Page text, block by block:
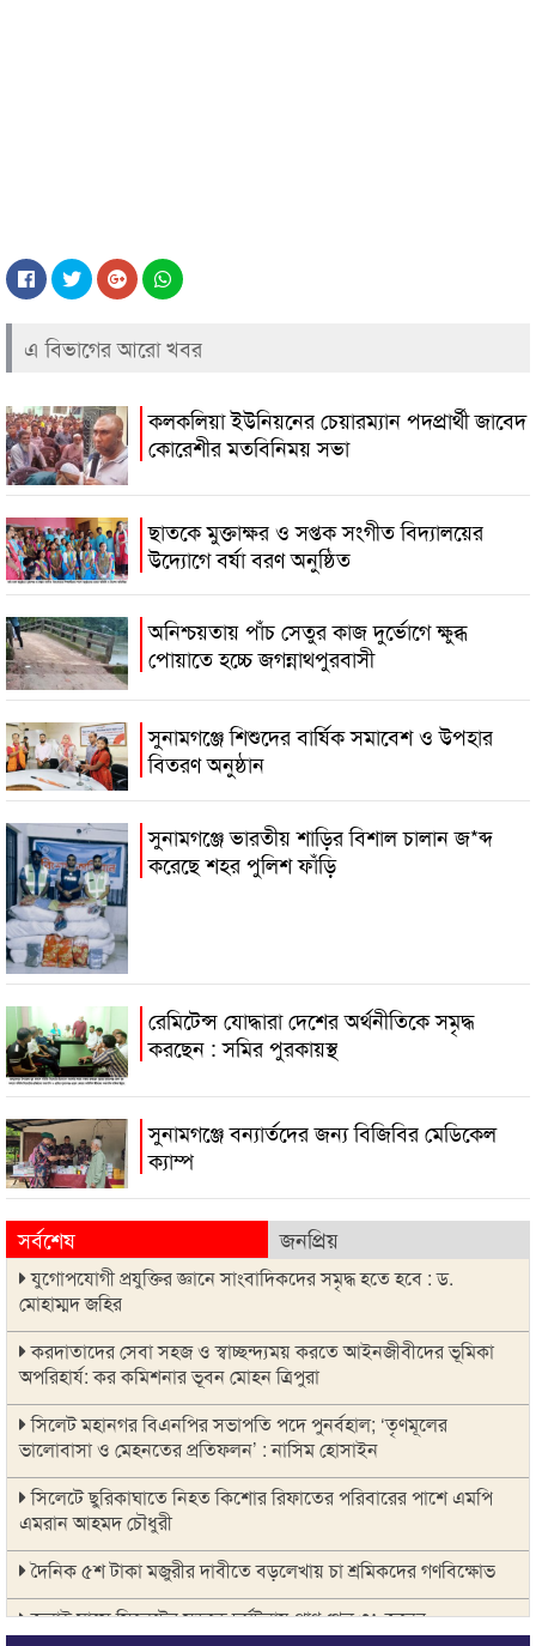
এ বিভাগের আরো খবর
কলকলিয়া ইউনিয়নের চেয়ারম্যান পদপ্রার্থী জাবেদ
কোরেশীর মতবিনিময় সভা
ছাতকে মুক্তাক্ষর ও সপ্তক সংগীত বিদ্যালয়ের
উদ্যোগে বর্ষা বরণ অনুষ্ঠিত
অনিশ্চয়তায় পাঁচ সেতুর কাজ দুর্ভোগে ক্ষুব্ধ
পোয়াতে হচ্চে জগন্নাথপুরবাসী
সুনামগঞ্জে শিশুদের বার্ষিক সমাবেশ ও উপহার
বিতরণ অনুষ্ঠান
সুনামগঞ্জে ভারতীয় শাড়ির বিশাল চালান জ*ব্দ
করেছে শহর পুলিশ ফাঁড়ি
রেমিটেন্স যোদ্ধারা দেশের অর্থনীতিকে সমৃদ্ধ
করছেন : সমির পুরকায়স্থ
সুনামগঞ্জে বন্যার্তদের জন্য বিজিবির মেডিকেল
ক্যাম্প
সর্বশেষ জনপ্রিয়
যুগোপযোগী প্রযুক্তির জ্ঞানে সাংবাদিকদের সমৃদ্ধ হতে হবে : ড.
মোহাম্মদ জহির
করদাতাদের সেবা সহজ ও স্বাচ্ছন্দ্যময় করতে আইনজীবীদের ভূমিকা
অপরিহার্য: কর কমিশনার ভূবন মোহন ত্রিপুরা
সিলেট মহানগর বিএনপির সভাপতি পদে পুনর্বহাল; ‘তৃণমূলের
ভালোবাসা ও মেহনতের প্রতিফলন’ : নাসিম হোসাইন
সিলেটে ছুরিকাঘাতে নিহত কিশোর রিফাতের পরিবারের পাশে এমপি
এমরান আহমদ চৌধুরী
দৈনিক ৫শ টাকা মজুরীর দাবীতে বড়লেখায় চা শ্রমিকদের গণবিক্ষোভ
জুলাই মাসে সিলেটের সড়কে দুর্ঘটনায় প্রাণ গেল ৩১ জনের